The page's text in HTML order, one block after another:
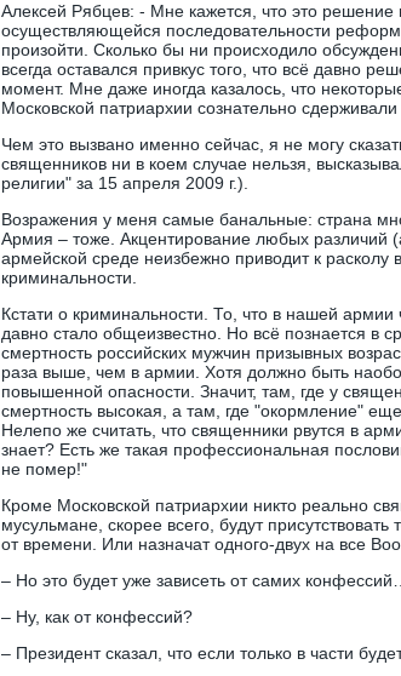
Алексей Рябцев: - Мне кажется, что это
осуществляющейся последовательности
произойти. Сколько бы ни происходило
всегда оставался привкус того, что всё давно
момент. Мне даже иногда казалось, что
Московской патриархии сознательно сдерживали
Чем это вызвано именно сейчас, я не могу
священников ни в коем случае нельзя,
религии" за 15 апреля 2009 г.).
Возражения у меня самые банальные: страна
Армия – тоже. Акцентирование любых различий
армейской среде неизбежно приводит к расколу
криминальности.
Кстати о криминальности. То, что в нашей армии
давно стало общеизвестно. Но всё познается в
смертность российских мужчин призывных
раза выше, чем в армии. Хотя должно быть
повышенной опасности. Значит, там, где у
смертность высокая, а там, где "окормление"
Нелепо же считать, что священники рвутся в
знает? Есть же такая профессиональная
не помер!"
Кроме Московской патриархии никто реально
мусульмане, скорее всего, будут
от времени. Или назначат одного-двух на все
– Но это будет уже зависеть от самих конфессий…
– Ну, как от конфессий?
– Президент сказал, что если только в части